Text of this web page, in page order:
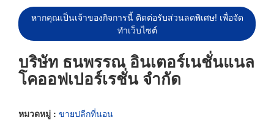
หากคุณเป็นเจ้าของกิจการนี้ ติดต่อรับส่วนลดพิเศษ! เพื่อจัด
ทำเว็บไซต์
บริษัท ธนพรรณ อินเตอร์เนชั่นแนล
โคออฟเปอร์เรชั่น จำกัด
หมวดหมู่ : ขายปลีกที่นอน